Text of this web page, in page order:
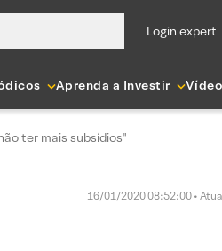
login expert
Aprenda a Investir
ter mais subsídios"
16/01/2020 08:52:00 •